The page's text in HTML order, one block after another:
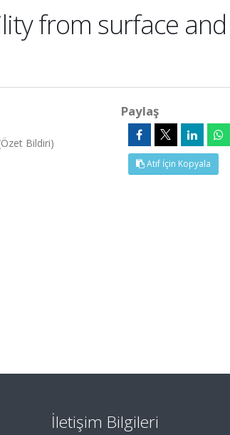
from surface and
Bildiri)
Paylaş
Atıf İçin Kopyala
İletişim Bilgileri